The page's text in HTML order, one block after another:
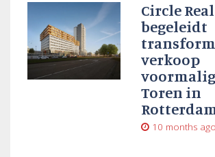
Circle
begeleidt
verkoop
Toren in
10 months ago